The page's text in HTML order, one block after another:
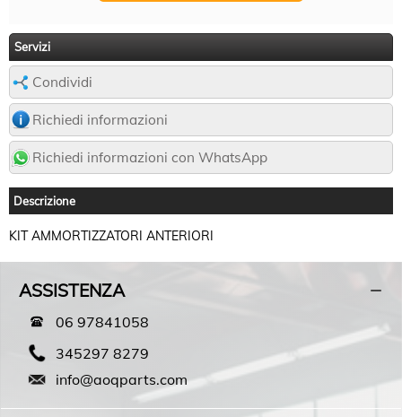
Servizi
Condividi
Richiedi informazioni
Richiedi informazioni con WhatsApp
Descrizione
KIT AMMORTIZZATORI ANTERIORI
ASSISTENZA
06 97841058
345297 8279
info@aoqparts.com